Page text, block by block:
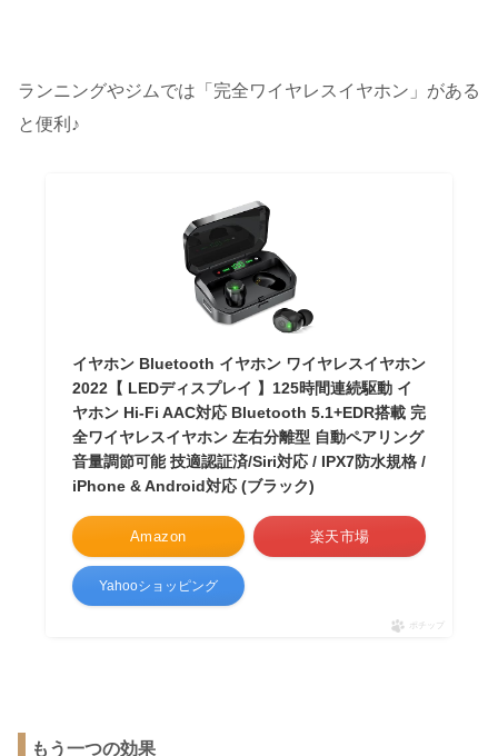
ランニングやジムでは「完全ワイヤレスイヤホン」がある
と便利♪
イヤホン Bluetooth イヤホン ワイヤレスイヤホン
2022【 LEDディスプレイ 】125時間連続駆動 イ
ヤホン Hi-Fi AAC対応 Bluetooth 5.1+EDR搭載 完
全ワイヤレスイヤホン 左右分離型 自動ペアリング
音量調節可能 技適認証済/Siri対応 / IPX7防水規格 /
iPhone & Android対応 (ブラック)
Amazon 楽天市場
Yahooショッピング
ポチップ
もう一つの効果